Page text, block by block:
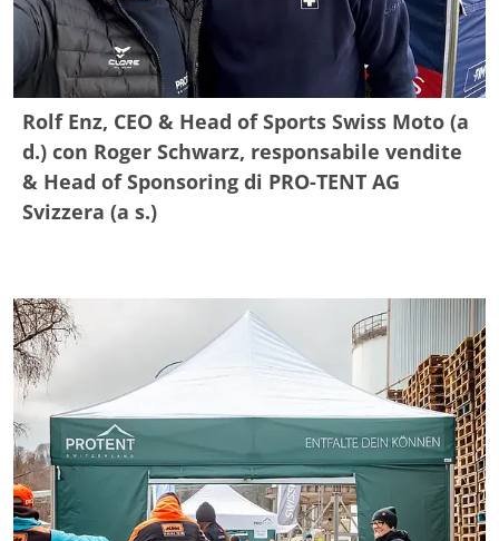
Rolf Enz, CEO & Head of Sports Swiss Moto (a
d.) con Roger Schwarz, responsabile vendite
& Head of Sponsoring di PRO-TENT AG
Svizzera (a s.)